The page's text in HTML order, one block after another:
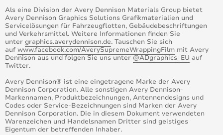
Als eine Division der Avery Dennison Materials Group bietet
Avery Dennison Graphics Solutions Grafikmaterialien und
Servicelösungen für Fahrzeugflotten, Gebäudebeschriftungen
und Verkehrsmittel. Weitere Informationen finden Sie
unter graphics.averydennison.de. Tauschen Sie sich
auf www.facebook.com/AverySupremeWrappingFilm mit Avery
Dennison aus und folgen Sie uns unter@ADgraphics_EU auf
Twitter.
Avery Dennison® ist eine eingetragene Marke der Avery
Dennison Corporation. Alle sonstigen Avery Dennison-
Markennamen, Produktbezeichnungen, Antennendesigns und
Codes oder Service-Bezeichnungen sind Marken der Avery
Dennison Corporation. Die in diesem Dokument verwendeten
Warenzeichen und Handelsnamen Dritter sind geistiges
Eigentum der betreffenden Inhaber.
Avery Dennison schließt Übernahme des
europäischen Mactac-Geschäftszweigs von Platinum
Equity ab
Avery Dennison® bringt neue Colorflow™ Farben für
fahrzeugfolierung heraus
King“ Challenge zum king of the wrap world 2016
gekürt
Neue Benchmarkstudie belegt: Avery Dennison hat
beim fahrzeug-wrapping die nase vorn